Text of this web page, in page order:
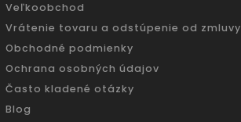
Veľkoobchod
Vrátenie tovaru a odstúpenie od zmluvy
Obchodné podmienky
Ochrana osobných údajov
Často kladené otázky
Blog